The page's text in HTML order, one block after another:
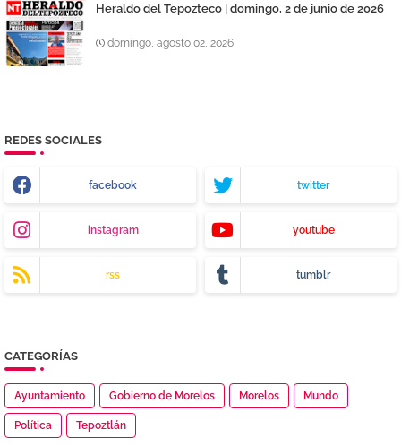
Heraldo del Tepozteco | domingo, 2 de junio de 2026
domingo, agosto 02, 2026
REDES SOCIALES
facebook twitter
instagram youtube
rss tumblr
CATEGORÍAS
Ayuntamiento Gobierno de Morelos Morelos Mundo
Política Tepoztlán